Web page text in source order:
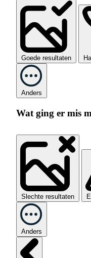
Goede resultaten
Anders
Wat ging er mis
Slechte resultaten
Anders